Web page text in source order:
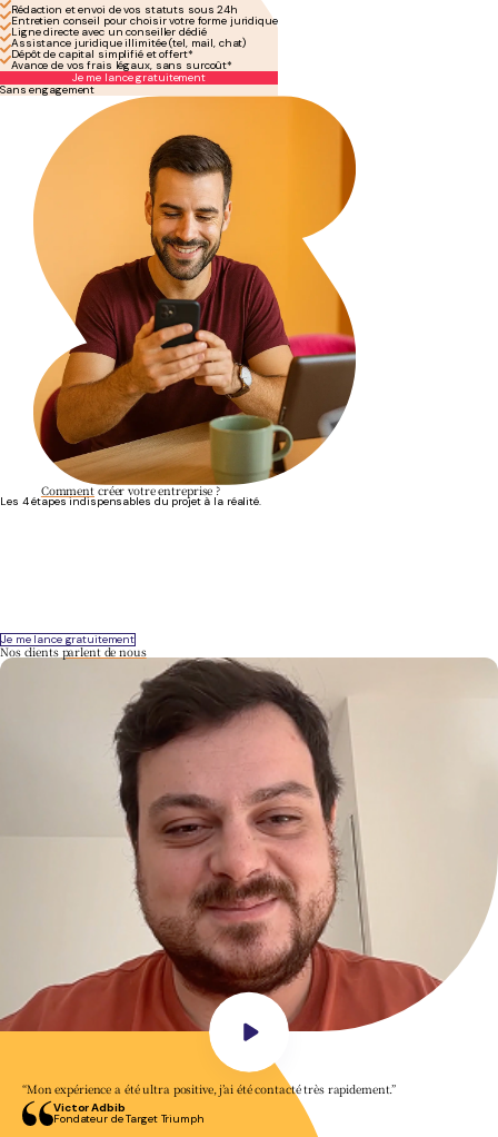
Rédaction et envoi de vos statuts sous 24h
Entretien conseil pour choisir votre forme juridique
Ligne directe avec un conseiller dédié
Assistance juridique illimitée (tel, mail, chat)
Dépôt de capital simplifié et offert*
Avance de vos frais légaux, sans surcoût*
Je me lance gratuitement
Sans engagement
Commentcréer votre entreprise ?
Les 4 étapes indispensables du projet à la réalité.
Je me lance gratuitement
Nos clientsparlent de nous
“Mon expérience a été ultra positive, j’ai été contacté très rapidement.”
Victor Adbib
Fondateur de Target Triumph